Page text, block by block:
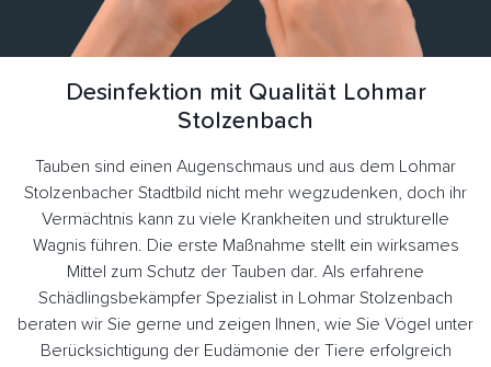
Desinfektion mit Qualität Lohmar
Stolzenbach
Tauben sind einen Augenschmaus und aus dem Lohmar
Stolzenbacher Stadtbild nicht mehr wegzudenken, doch ihr
Vermächtnis kann zu viele Krankheiten und strukturelle
Wagnis führen. Die erste Maßnahme stellt ein wirksames
Mittel zum Schutz der Tauben dar. Als erfahrene
Schädlingsbekämpfer Spezialist in Lohmar Stolzenbach
beraten wir Sie gerne und zeigen Ihnen, wie Sie Vögel unter
Berücksichtigung der Eudämonie der Tiere erfolgreich